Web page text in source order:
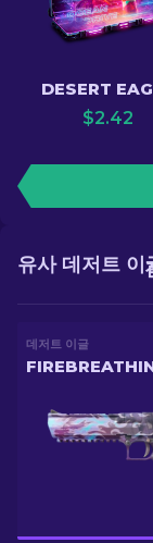
DESERT
$2.42
유사 데저트 이
데저트 이글